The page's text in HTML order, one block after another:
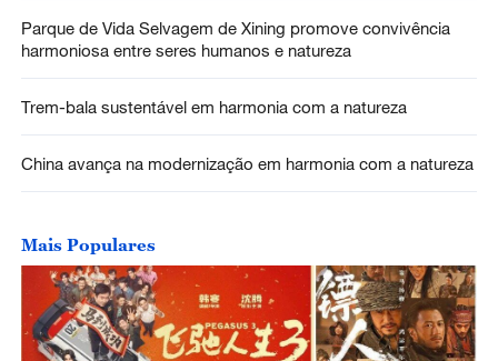
Parque de Vida Selvagem de Xining promove convivência
harmoniosa entre seres humanos e natureza
Trem-bala sustentável em harmonia com a natureza
China avança na modernização em harmonia com a natureza
Mais Populares